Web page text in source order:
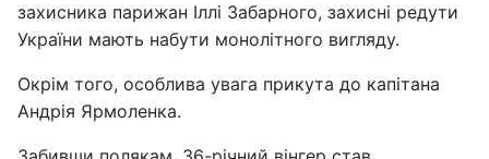
захисника парижан Іллі Забарного, захисні редути
України мають набути монолітного вигляду.
Окрім того, особлива увага прикута до капітана
Андрія Ярмоленка.